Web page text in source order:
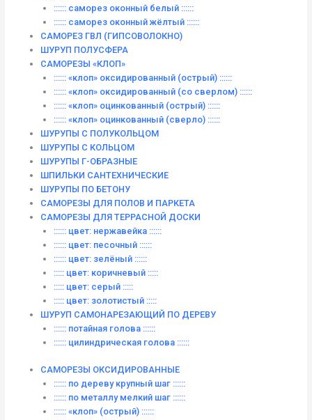
:::::: саморез оконный белый ::::::
:::::: саморез оконный жёлтый ::::::
САМОРЕЗ ГВЛ (ГИПСОВОЛОКНО)
ШУРУП ПОЛУСФЕРА
САМОРЕЗЫ «КЛОП»
:::::: «клоп» оксидированный (острый) ::::::
:::::: «клоп» оксидированный (со сверлом) ::::::
:::::: «клоп» оцинкованный (острый) ::::::
:::::: «клоп» оцинкованный (сверло) ::::::
ШУРУПЫ С ПОЛУКОЛЬЦОМ
ШУРУПЫ С КОЛЬЦОМ
ШУРУПЫ Г-ОБРАЗНЫЕ
ШПИЛЬКИ САНТЕХНИЧЕСКИЕ
ШУРУПЫ ПО БЕТОНУ
САМОРЕЗЫ ДЛЯ ПОЛОВ И ПАРКЕТА
САМОРЕЗЫ ДЛЯ ТЕРРАСНОЙ ДОСКИ
:::::: цвет: нержавейка ::::::
:::::: цвет: песочный ::::::
:::::: цвет: зелёный ::::::
::::: цвет: коричневый :::::
::::: цвет: серый :::::
::::: цвет: золотистый :::::
ШУРУП САМОНАРЕЗАЮЩИЙ ПО ДЕРЕВУ
:::::: потайная голова ::::::
:::::: цилиндрическая голова ::::::
САМОРЕЗЫ ОКСИДИРОВАННЫЕ
:::::: по дереву крупный шаг ::::::
:::::: по металлу мелкий шаг ::::::
:::::: «клоп» (острый) ::::::